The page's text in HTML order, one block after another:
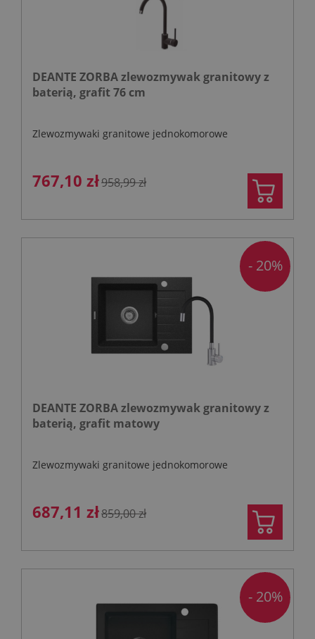
DEANTE ZORBA zlewozmywak granitowy z
baterią, grafit 76 cm
Zlewozmywaki granitowe jednokomorowe
767,10 zł958,99 zł
DEANTE ZORBA zlewozmywak granitowy z
baterią, grafit matowy
Zlewozmywaki granitowe jednokomorowe
687,11 zł859,00 zł
- 20%
- 20%